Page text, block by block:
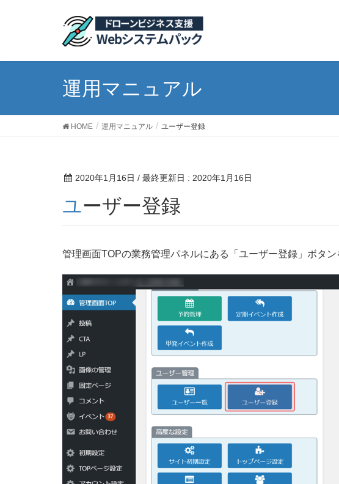
運用マニュアル
HOME 運用マニュアル ユーザー登録
2020年1月16日 / 最終更新日 : 2020年1月16日
ユーザー登録
管理画面TOPの業務管理パネルにある「ユーザー登録」ボタン